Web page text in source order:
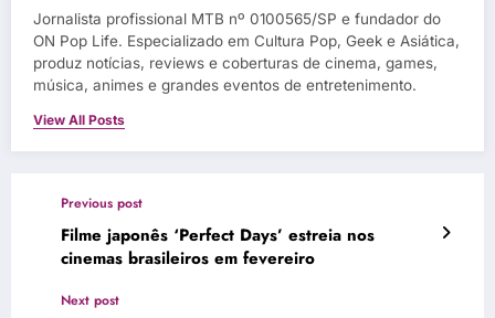
Jornalista profissional MTB nº 0100565/SP e fundador do
ON Pop Life. Especializado em Cultura Pop, Geek e Asiática,
produz notícias, reviews e coberturas de cinema, games,
música, animes e grandes eventos de entretenimento.
View All Posts
Previous post
Filme japonês ‘Perfect Days’ estreia nos
cinemas brasileiros em fevereiro
Next post